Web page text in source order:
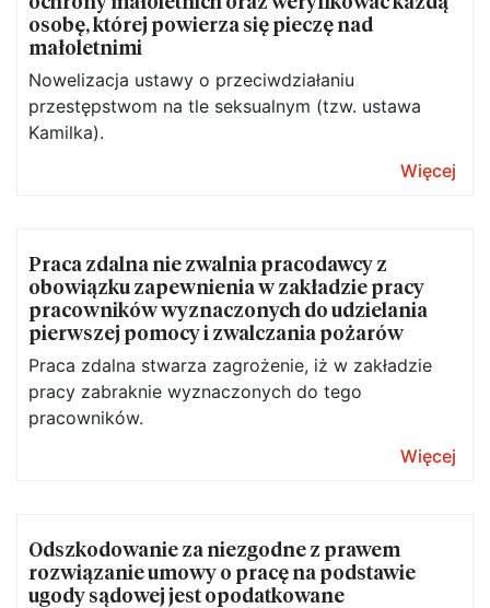
osobę, której powierza się pieczę nad
małoletnimi
Nowelizacja ustawy o przeciwdziałaniu
przestępstwom na tle seksualnym (tzw. ustawa
Kamilka).
Więcej
Praca zdalna nie zwalnia pracodawcy z
obowiązku zapewnienia w zakładzie pracy
pracowników wyznaczonych do udzielania
pierwszej pomocy i zwalczania pożarów
Praca zdalna stwarza zagrożenie, iż w zakładzie
pracy zabraknie wyznaczonych do tego
pracowników.
Więcej
Odszkodowanie za niezgodne z prawem
rozwiązanie umowy o pracę na podstawie
ugody sądowej jest opodatkowane